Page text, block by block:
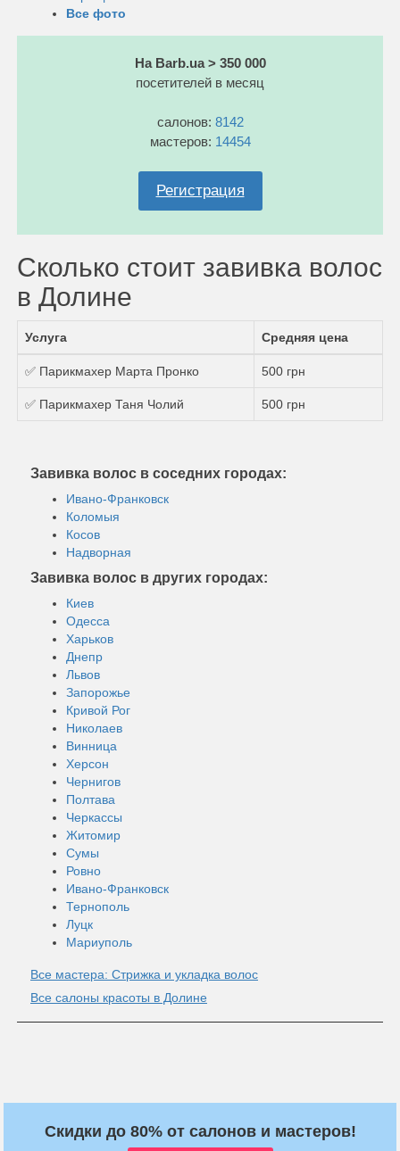
Все фото
На Barb.ua > 350 000
посетителей в месяц
салонов: 8142
мастеров: 14454
Регистрация
Сколько стоит завивка волос
в Долине
Услуга Средняя цена
✅ Парикмахер Марта Пронко 500 грн
✅ Парикмахер Таня Чолий 500 грн
Завивка волос в соседних городах:
Ивано-Франковск
Коломыя
Косов
Надворная
Завивка волос в других городах:
Киев
Одесса
Харьков
Днепр
Львов
Запорожье
Кривой Рог
Николаев
Винница
Херсон
Чернигов
Полтава
Черкассы
Житомир
Сумы
Ровно
Ивано-Франковск
Тернополь
Луцк
Мариуполь
Все мастера: Стрижка и укладка волос
Все салоны красоты в Долине
Скидки до 80% от салонов и мастеров!